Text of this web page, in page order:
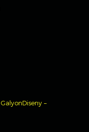
GalyonDiseny –